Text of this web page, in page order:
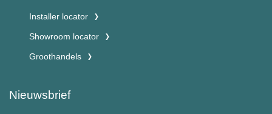
Installer locator
Showroom locator
Groothandels
Nieuwsbrief